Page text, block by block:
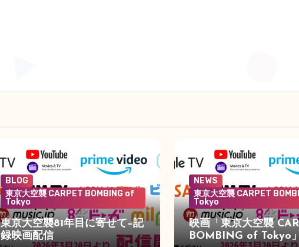
BLOG
東京大空襲 CARPET BOMBING of
Tokyo
東京大空襲81年目に寄せて–記
録映画配信
NEWS
東京大空襲 CARPET
Tokyo
映画「東京大空襲
BOMBING of Tokyo